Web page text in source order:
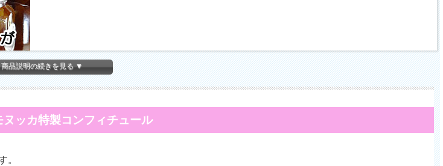
品説明の続きを見る ▼
ッカ特製コンフィチュール
。